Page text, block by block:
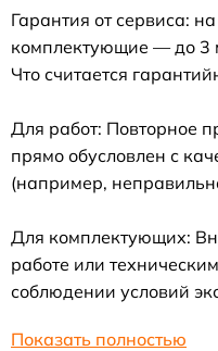
Гарантия от сервиса:
комплектующие — до 3
Что считается
Для работ: Повторное
прямо обусловлен с
(например,
Для комплектующих:
работе или
соблюдении условий
Показать полностью